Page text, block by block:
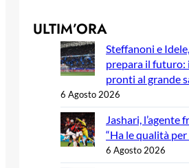
ULTIM’ORA
Steffanoni e
prepara il futuro:
pronti al grande
6 Agosto 2026
Jashari, l’agente
“Ha le qualità
6 Agosto 2026